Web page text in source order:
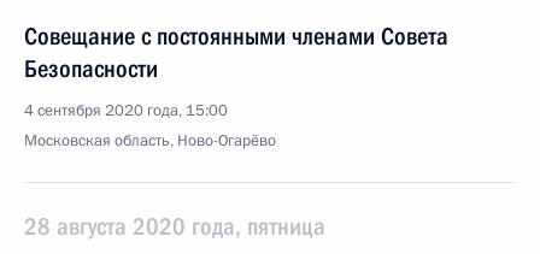
Совещание с постоянными членами Совета
Безопасности
4 сентября 2020 года, 15:00
Московская область, Ново-Огарёво
28 августа 2020 года, пятница